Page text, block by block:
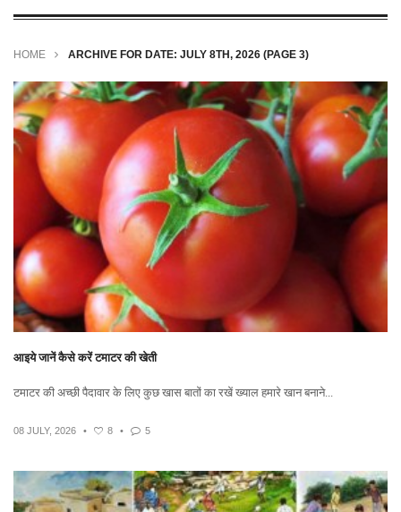
HOME ARCHIVE FOR DATE: JULY 8TH, 2026 (PAGE 3)
आइये जानें कैसे करें टमाटर की खेती
टमाटर की अच्छी पैदावार के लिए कुछ खास बातों का रखें ख्याल हमारे खान बनाने...
08 JULY, 2026 • 8 • 5